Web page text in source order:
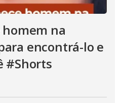
homem na
encontrá-lo e
#Shorts